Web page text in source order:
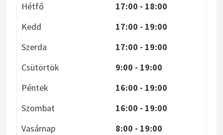
Hétfő
17:00 - 18:00
Kedd
17:00 - 19:00
Szerda
17:00 - 19:00
Csütörtök
9:00 - 19:00
Péntek
16:00 - 19:00
Szombat
16:00 - 19:00
Vasárnap
8:00 - 19:00